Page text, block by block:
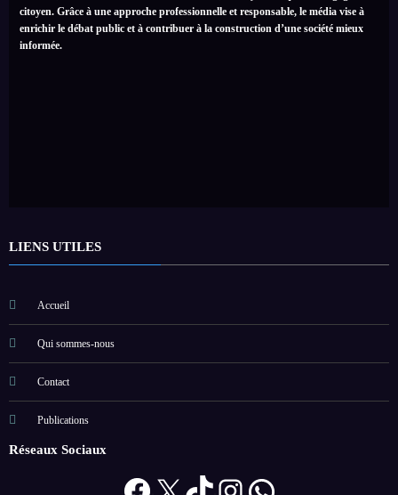
citoyen. Grâce à une approche professionnelle et responsable, le média vise à
enrichir le débat public et à contribuer à la construction d’une société mieux
informée.
LIENS UTILES
Accueil
Qui sommes-nous
Contact
Publications
Réseaux Sociaux